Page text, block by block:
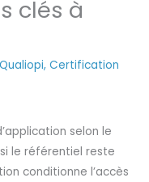
clés à
,Certification
selon le
le référentiel reste
conditionne l’accès